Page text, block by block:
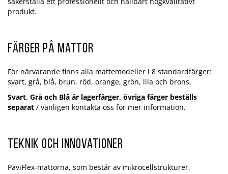
produkt.
Färger på mattor
För närvarande finns alla mattemodeller i 8 standardfärger:
svart, grå, blå, brun, röd, orange, grön, lila och brons.
Svart, Grå och Blå är lagerfärger, övriga färger beställs
separat / vänligen kontakta oss för mer information.
Teknik och innovationer
PaviFlex-mattorna, som består av mikrocellstrukturer,